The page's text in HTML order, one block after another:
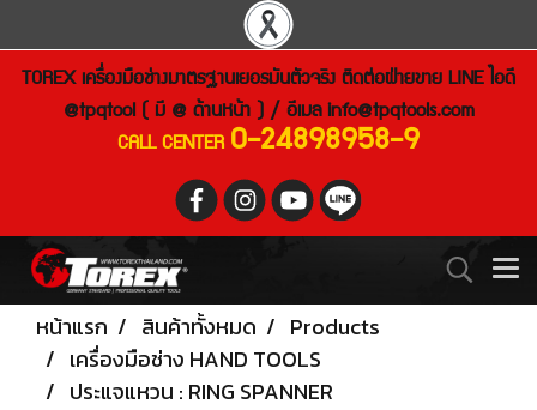
TOREX เครื่องมือช่างมาตรฐานเยอรมันตัวจริง ติดต่อฝ่ายขาย LINE ไอดี
@tpqtool ( มี @ ด้านหน้า ) / อีเมล info@tpqtools.com
CALL CENTER 0-24898958-9
หน้าแรก สินค้าทั้งหมด
Products
เครื่องมือช่าง HAND TOOLS
ประแจแหวน : RING SPANNER